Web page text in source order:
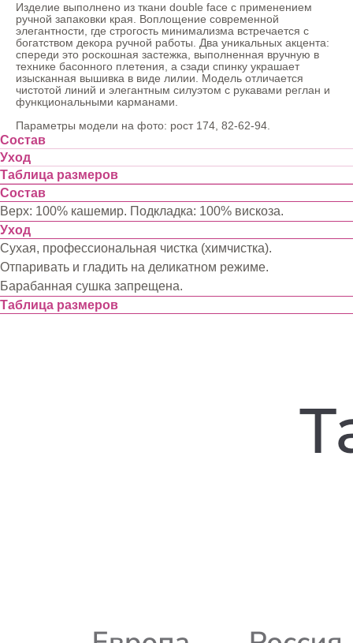
Изделие выполнено из ткани double face с применением
ручной запаковки края. Воплощение современной
элегантности, где строгость минимализма встречается с
богатством декора ручной работы. Два уникальных акцента:
спереди это роскошная застежка, выполненная вручную в
технике басонного плетения, а сзади спинку украшает
изысканная вышивка в виде лилии. Модель отличается
чистотой линий и элегантным силуэтом с рукавами реглан и
функциональными карманами.
Параметры модели на фото: рост 174, 82-62-94.
Состав
Уход
Таблица размеров
Состав
Верх: 100% кашемир. Подкладка: 100% вискоза.
Уход
Сухая, профессиональная чистка (химчистка).
Отпаривать и гладить на деликатном режиме.
Барабанная сушка запрещена.
Таблица размеров